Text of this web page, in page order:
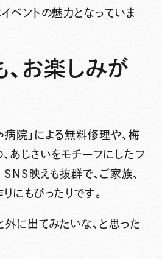
ベントの魅力となっていま
、お楽しみが
病院」による無料修理や、梅
あじさいをモチーフにしたフ
SNS映えも抜群で、ご家族、
にもぴったりです。
外に出てみたいな、と思った